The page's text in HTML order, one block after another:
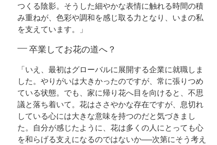
つくる陰影。そうした細やかな表情に触れる時間の積
み重ねが、色彩や調和を感じ取る力となり、いまの私
を支えています。」
卒業してお花の道へ？
「いえ、最初はグローバルに展開する企業に就職しま
した。やりがいは大きかったのですが、常に張りつめ
ている状態。でも、家に帰り花へ目を向けると、不思
議と落ち着いて。花はささやかな存在ですが、息切れ
している心には大きな意味を持つのだと気づきまし
た。自分が感じたように、花は多くの人にとっても心
を和らげる支えになるのではないか──次第にそう考え